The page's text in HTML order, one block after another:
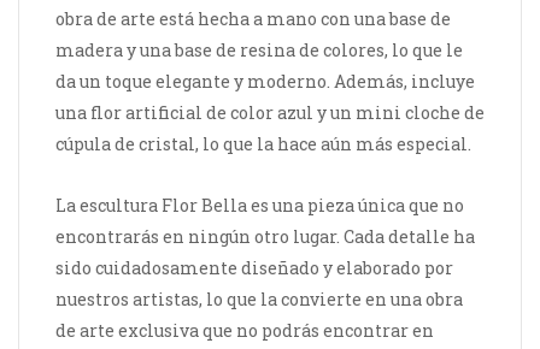
obra de arte está hecha a mano con una base de
madera y una base de resina de colores, lo que le
da un toque elegante y moderno. Además, incluye
una flor artificial de color azul y un mini cloche de
cúpula de cristal, lo que la hace aún más especial.
La escultura Flor Bella es una pieza única que no
encontrarás en ningún otro lugar. Cada detalle ha
sido cuidadosamente diseñado y elaborado por
nuestros artistas, lo que la convierte en una obra
de arte exclusiva que no podrás encontrar en